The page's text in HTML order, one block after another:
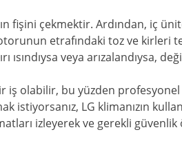
fişini çekmektir. Ardından, iç
etrafındaki toz ve kirleri
veya arızalandıysa,
olabilir, bu yüzden profesyonel
istiyorsanız, LG klimanızın
izleyerek ve gerekli